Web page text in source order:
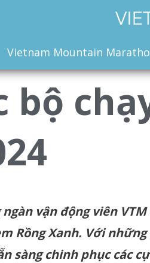
Vietnam Mountain
bộ
ngàn vận động viênVTM
RồngXanh. Với những
sàng chinh phục các cự